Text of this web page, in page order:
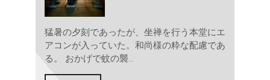
猛暑の夕刻であったが、坐禅を行う本堂にエ
アコンが入っていた。和尚様の粋な配慮であ
る。 おかげで蚊の襲…